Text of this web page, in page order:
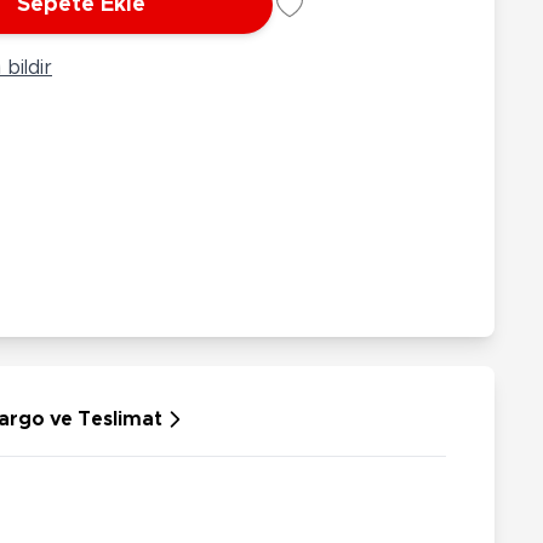
Araçlar
Git Araçlar
Çeşitli Peluşlar
Sepete Ekle
bildir
ve Teslimat